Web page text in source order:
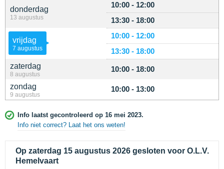
donderdag
13 augustus
10:00 - 12:00
13:30 - 18:00
vrijdag
7 augustus
10:00 - 12:00
13:30 - 18:00
zaterdag
8 augustus
10:00 - 18:00
zondag
9 augustus
10:00 - 13:00
Info laatst gecontroleerd op 16 mei 2023.
Info niet correct? Laat het ons weten!
Op zaterdag 15 augustus 2026 gesloten voor O.L.V.
Hemelvaart